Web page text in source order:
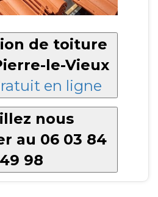
de toiture
le-Vieux
en ligne
nous
au 06 03 84
49 98